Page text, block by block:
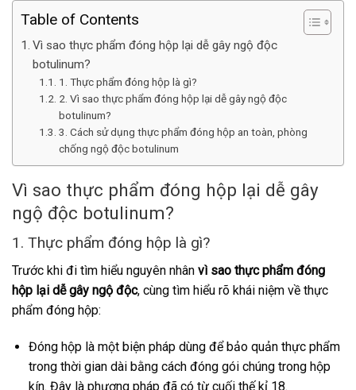
Table of Contents
Vì sao thực phẩm đóng hộp lại dễ gây ngộ độc
botulinum?
1. Thực phẩm đóng hộp là gì?
2. Vì sao thực phẩm đóng hộp lại dễ gây ngộ độc
botulinum?
3. Cách sử dụng thực phẩm đóng hộp an toàn, phòng
chống ngộ độc botulinum
Vì sao thực phẩm đóng hộp lại dễ gây
ngộ độc botulinum?
1. Thực phẩm đóng hộp là gì?
Trước khi đi tìm hiểu nguyên nhân vì sao thực phẩm đóng
hộp lại dễ gây ngộ độc, cùng tìm hiểu rõ khái niệm về thực
phẩm đóng hộp:
Đóng hộp là một biện pháp dùng để bảo quản thực phẩm
trong thời gian dài bằng cách đóng gói chúng trong hộp
kín. Đây là phương pháp đã có từ cuối thế kỉ 18.